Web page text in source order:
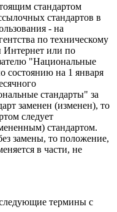
стандартом
стандартов в
- на
по техническому
Интернет или по
"Национальные
состоянию на 1 января
стандарты" за
заменен (изменен), то
следует
стандартом.
замены, то положение,
в части, не
термины с